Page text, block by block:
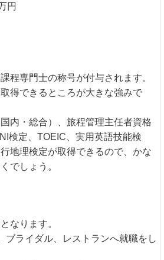
円
程専門士の称号が付与されます。
得できるところが大きな強みで
内・総合）、旅程管理主任者資格
検定、TOEIC、実用英語技能検
地理検定が取得できるので、かな
でしょう。
なります。
ブライダル、レストランへ就職をし